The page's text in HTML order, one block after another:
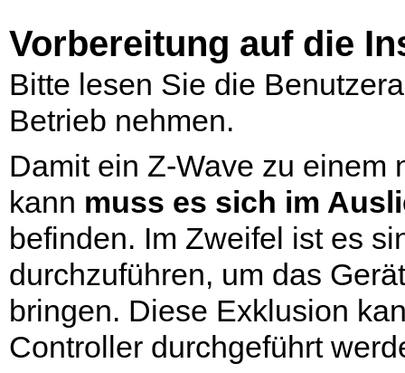
Vorbereitung auf die
Bitte lesen Sie die
Betrieb nehmen.
Damit ein Z-Wave zu einem
kann muss es sich im
befinden. Im Zweifel ist es
durchzuführen, um das
bringen. Diese Exklusion
Controller durchgeführt